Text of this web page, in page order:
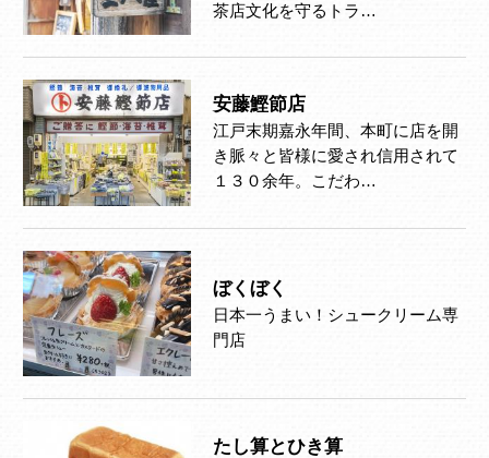
茶店文化を守るトラ…
安藤鰹節店
江戸末期嘉永年間、本町に店を開
き脈々と皆様に愛され信用されて
１３０余年。こだわ…
ぼくぼく
日本一うまい！シュークリーム専
門店
たし算とひき算